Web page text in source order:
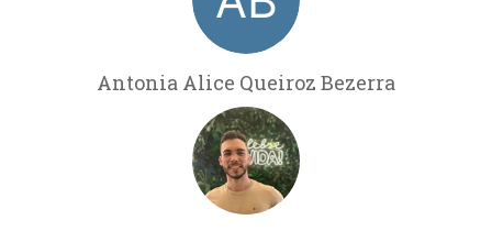
Antonia Alice Queiroz Bezerra